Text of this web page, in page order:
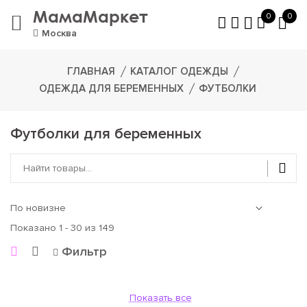
МамаМаркет
Москва
0 0
ГЛАВНАЯ
КАТАЛОГ ОДЕЖДЫ
ОДЕЖДА ДЛЯ БЕРЕМЕННЫХ
ФУТБОЛКИ
Футболки для беременных
Показано 1 - 30 из 149
Фильтр
Показать все